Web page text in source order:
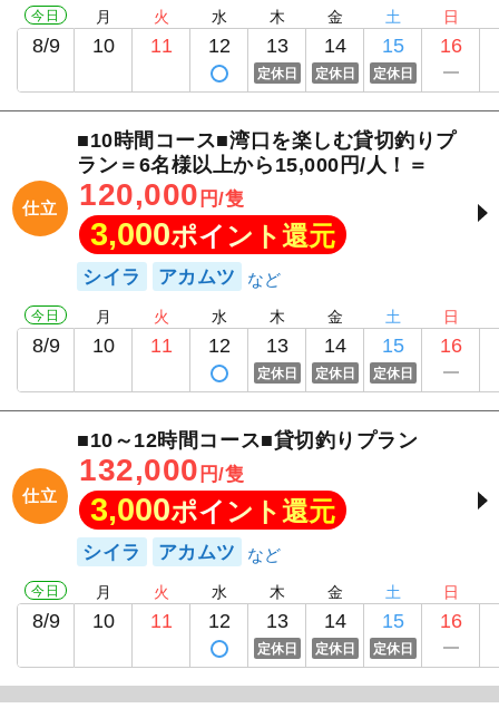
今日
8/9
月
10
火
11
水
12
木
13
定休日
金
14
定休日
土
15
定休日
日
16
仕立
■10時間コース■湾口を楽しむ貸切釣りプ
ラン＝6名様以上から15,000円/人！＝
120,000 円/隻
3,000ポイント還元
シイラ アカムツ
今日
8/9
月
10
火
11
水
12
木
13
定休日
金
14
定休日
土
15
定休日
日
16
仕立
■10～12時間コース■貸切釣りプラン
132,000 円/隻
3,000ポイント還元
シイラ アカムツ
今日
8/9
月
10
火
11
水
12
木
13
定休日
金
14
定休日
土
15
定休日
日
16